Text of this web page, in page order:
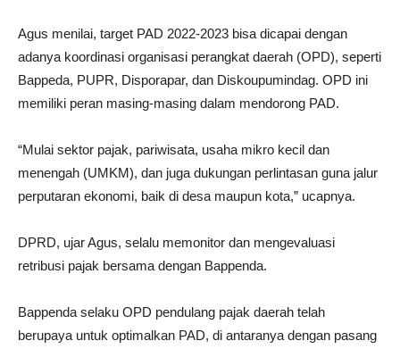
Agus menilai, target PAD 2022-2023 bisa dicapai dengan
adanya koordinasi organisasi perangkat daerah (OPD), seperti
Bappeda, PUPR, Disporapar, dan Diskoupumindag. OPD ini
memiliki peran masing-masing dalam mendorong PAD.
“Mulai sektor pajak, pariwisata, usaha mikro kecil dan
menengah (UMKM), dan juga dukungan perlintasan guna jalur
perputaran ekonomi, baik di desa maupun kota,” ucapnya.
DPRD, ujar Agus, selalu memonitor dan mengevaluasi
retribusi pajak bersama dengan Bappenda.
Bappenda selaku OPD pendulang pajak daerah telah
berupaya untuk optimalkan PAD, di antaranya dengan pasang